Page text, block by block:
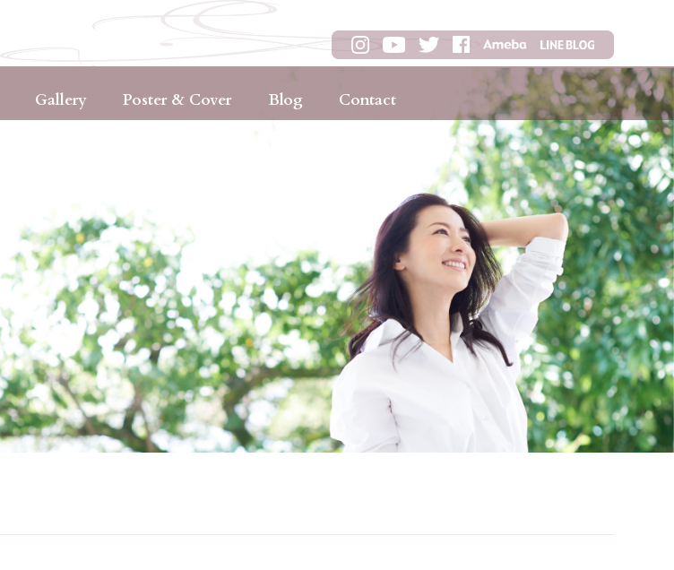
Gallery Poster & Cover Blog Contact